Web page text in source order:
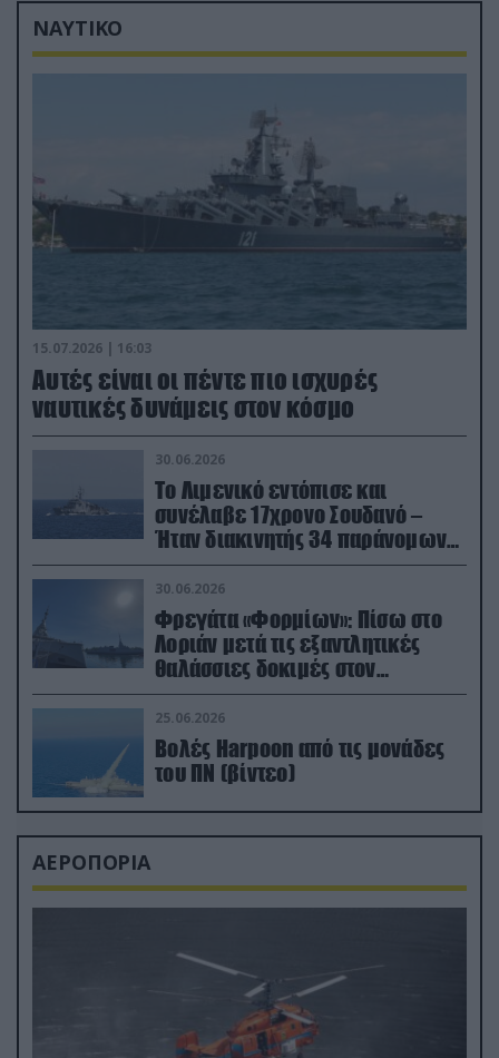
ΝΑΥΤΙΚΟ
15.07.2026 | 16:03
Aυτές είναι οι πέντε πιο ισχυρές
ναυτικές δυνάμεις στον κόσμο
30.06.2026
Το Λιμενικό εντόπισε και
συνέλαβε 17χρονο Σουδανό –
Ήταν διακινητής 34 παράνομων
μεταναστών
30.06.2026
Φρεγάτα «Φορμίων»: Πίσω στο
Λοριάν μετά τις εξαντλητικές
θαλάσσιες δοκιμές στον
απαιτητικό Βισκαϊκό
25.06.2026
Βολές Harpoon από τις μονάδες
του ΠΝ (βίντεο)
ΑΕΡΟΠΟΡΙΑ